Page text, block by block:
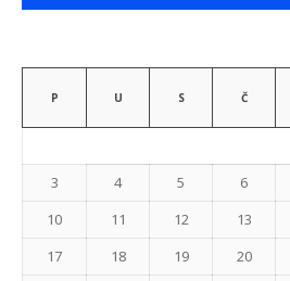
P U S Č
3
4 5 6
10
11 12 13
17
18 19 20